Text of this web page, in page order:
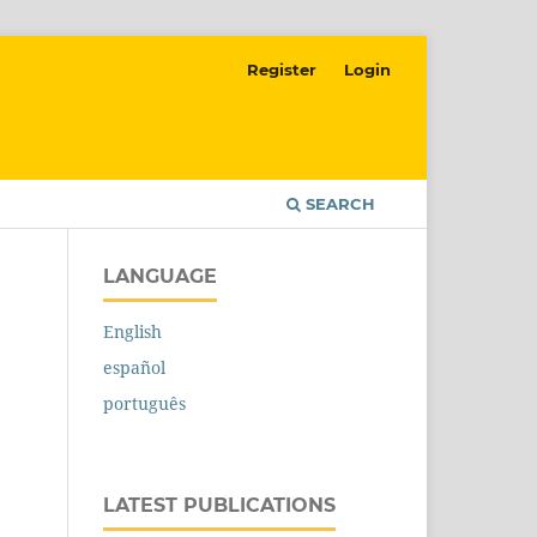
SEARCH
Register Login
LANGUAGE
English
español
português
LATEST PUBLICATIONS